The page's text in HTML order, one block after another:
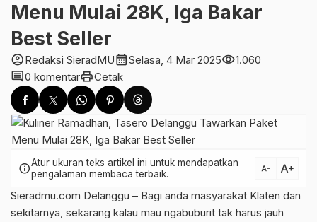
Menu Mulai 28K, Iga Bakar
Best Seller
account_circleRedaksi SieradMUcalendar_monthSelasa, 4 Mar 2025visibility1.060
comment0 komentarprintCetak
infoAtur ukuran teks artikel ini untuk mendapatkan
pengalaman membaca terbaik.
text_decrease text_increase
Sieradmu.com Delanggu – Bagi anda masyarakat Klaten dan
sekitarnya, sekarang kalau mau ngabuburit tak harus jauh